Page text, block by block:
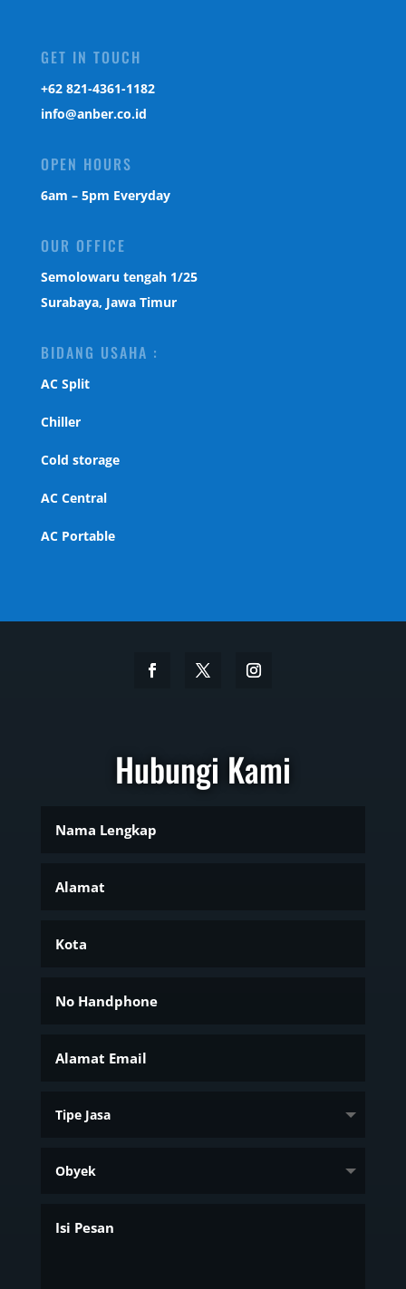
GET IN TOUCH
‎+62 821-4361-1182
info@anber.co.id
OPEN HOURS
6am – 5pm Everyday
OUR OFFICE
Semolowaru tengah 1/25
Surabaya, Jawa Timur
BIDANG USAHA :
AC Split
Chiller
Cold storage
AC Central
AC Portable
Hubungi Kami